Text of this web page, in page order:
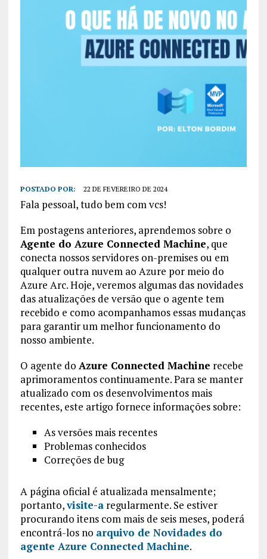
POSTADO POR: 22 DE FEVEREIRO DE 2024
Fala pessoal, tudo bem com vcs!
Em postagens anteriores, aprendemos sobre o
Agente do Azure Connected Machine, que
conecta nossos servidores on-premises ou em
qualquer outra nuvem ao Azure por meio do
Azure Arc. Hoje, veremos algumas das novidades
das atualizações de versão que o agente tem
recebido e como acompanhamos essas mudanças
para garantir um melhor funcionamento do
nosso ambiente.
O agente do Azure Connected Machine recebe
aprimoramentos continuamente. Para se manter
atualizado com os desenvolvimentos mais
recentes, este artigo fornece informações sobre:
As versões mais recentes
Problemas conhecidos
Correções de bug
A página oficial é atualizada mensalmente;
portanto,visite-aregularmente. Se estiver
procurando itens com mais de seis meses, poderá
encontrá-los no arquivo de Novidades do
agente Azure Connected Machine.